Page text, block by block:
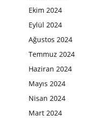
Ekim 2024
Eylül 2024
Ağustos 2024
Temmuz 2024
Haziran 2024
Mayıs 2024
Nisan 2024
Mart 2024